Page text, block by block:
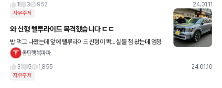
1
3 952 24.01.11
자유주제
와 신형 텔루라이드 목격했습니다 ㄷㄷ
밥 먹고 나왔는데 앞에 텔루라이드 신형이 똭... 실물 첨 봤는데 엄청
예쁘네요 ㅋㅋㅋ 기아 연구소 차인줄 알았는데 일반 번호판인거보니
동탄행복파파
3
5 1,855 24.01.10
자유주제